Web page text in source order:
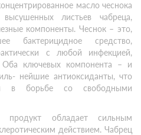
масло чеснока
листьев чабреца,
компоненты. Чеснок – это,
бактерицидное средство,
с любой инфекцией,
ключевых компонента – и
нейшие антиоксиданты, что
в борьбе со свободными
продукт обладает сильным
действием. Чабрец